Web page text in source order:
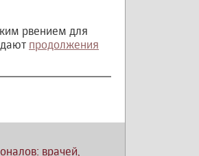
рвением для
продолжения
врачей,